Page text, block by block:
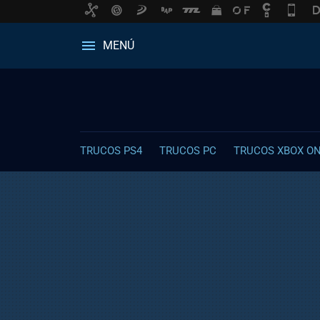
MENÚ
TRUCOS PS4 TRUCOS PC TRUCOS XBOX